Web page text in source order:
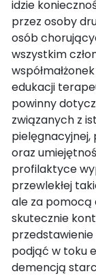
idzie
przez osoby
osób
wszystkim
edukacji
powinny
związanych z
pielęgnacyjnej,
oraz
profilaktyce
przewlekłej
ale za pomocą
skutecznie
podjąć w toku
demencją